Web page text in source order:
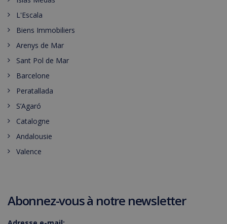
L'Escala
Biens Immobiliers
Arenys de Mar
Sant Pol de Mar
Barcelone
Peratallada
S’Agaró
Catalogne
Andalousie
Valence
Abonnez-vous à notre newsletter